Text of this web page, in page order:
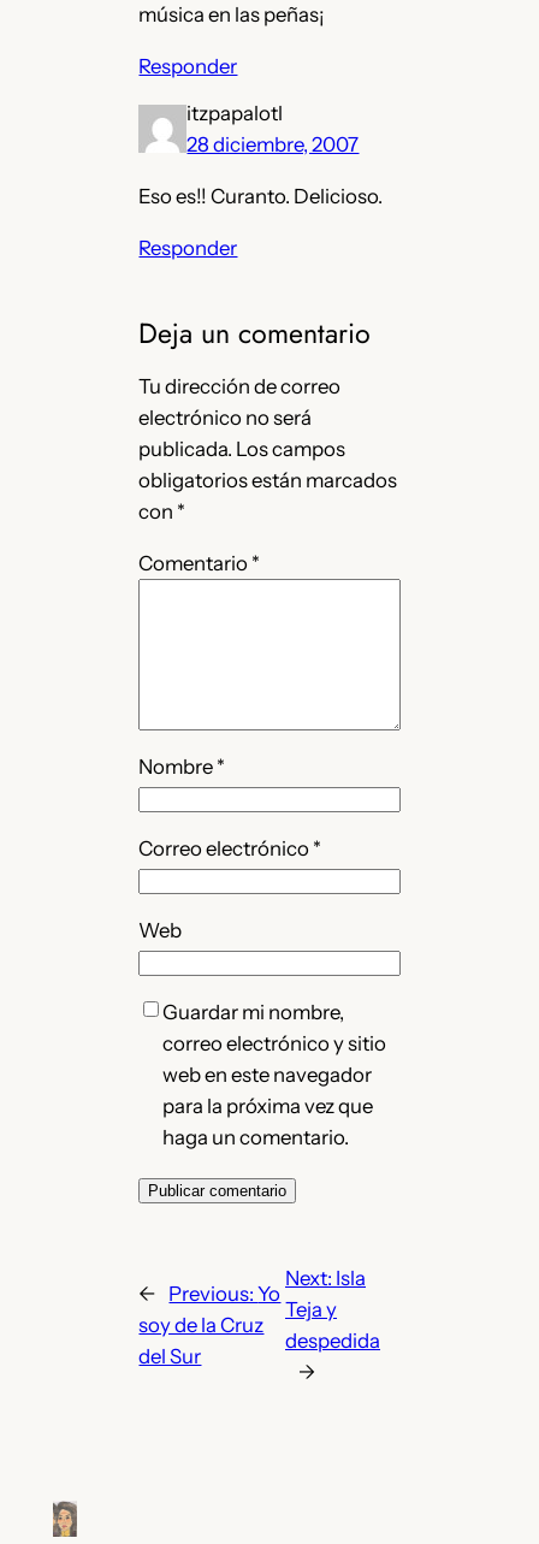
música en las peñas¡
Responder
itzpapalotl
28 diciembre, 2007
Eso es!! Curanto. Delicioso.
Responder
Deja un comentario
Tu dirección de correo
electrónico no será
publicada. Los campos
obligatorios están marcados
con *
Comentario *
Nombre *
Correo electrónico *
Web
Guardar mi nombre,
correo electrónico y sitio
web en este navegador
para la próxima vez que
haga un comentario.
← Previous:Yo
soy de la Cruz
del Sur
Next: Isla
Teja y
despedida
→